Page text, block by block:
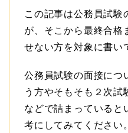
この記事は公務員試験
が、そこから最終合格
せない方を対象に書い
公務員試験の面接につ
う方やそもそも２次試
などで詰まっていると
考にしてみてください。